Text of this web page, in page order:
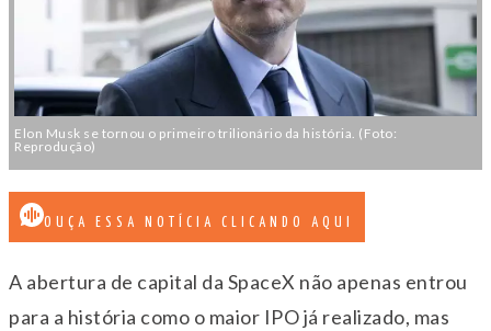
Elon Musk se tornou o primeiro trilionário da história. (Foto:
Reprodução)
OUÇA ESSA NOTÍCIA CLICANDO AQUI
A abertura de capital da SpaceX não apenas entrou
para a história como o maior IPO já realizado, mas